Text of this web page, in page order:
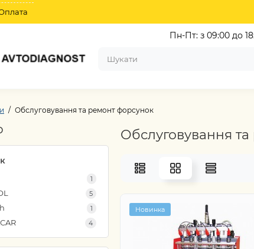
Пн-Пт: з 09:00 до
Обслуговування та ремонт форсунок
1
5
1
4
Обслуговування
Новинка